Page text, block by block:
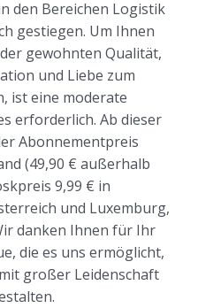
den Bereichen Logistik
gestiegen. Um Ihnen
gewohnten Qualität,
und Liebe zum
ist eine moderate
erforderlich. Ab dieser
Abonnementpreis
(49,90 € außerhalb
9,99 € in
und Luxemburg,
danken Ihnen für Ihr
die es uns ermöglicht,
großer Leidenschaft